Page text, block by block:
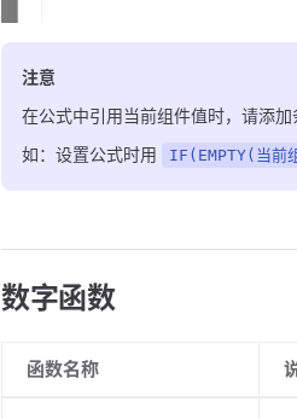
注意
在公式中引用当前组件值时，请添
如：设置公式时用
IF(EMPTY(当
数字函数
函数名称